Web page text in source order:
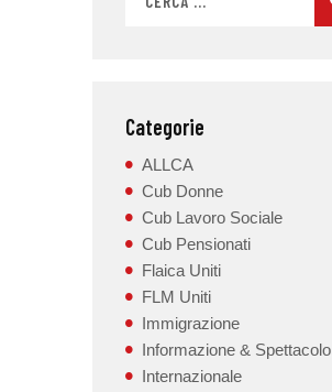
Categorie
ALLCA
Cub Donne
Cub Lavoro Sociale
Cub Pensionati
Flaica Uniti
FLM Uniti
Immigrazione
Informazione & Spettacolo
Internazionale